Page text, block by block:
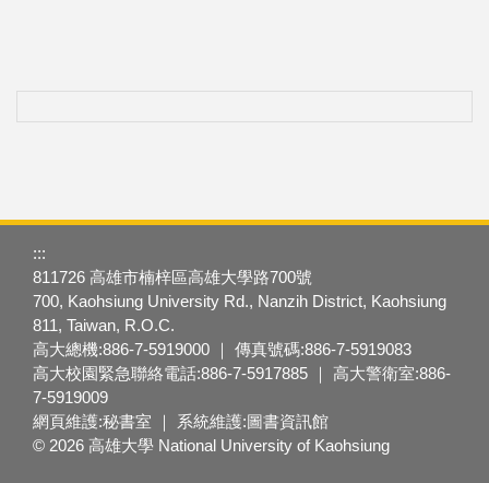
:::
811726 高雄市楠梓區高雄大學路700號
700, Kaohsiung University Rd., Nanzih District, Kaohsiung
811, Taiwan, R.O.C.
高大總機:886-7-5919000 ｜ 傳真號碼:886-7-5919083
高大校園緊急聯絡電話:886-7-5917885 ｜ 高大警衛室:886-
7-5919009
網頁維護:秘書室 ｜ 系統維護:圖書資訊館
© 2026 高雄大學 National University of Kaohsiung